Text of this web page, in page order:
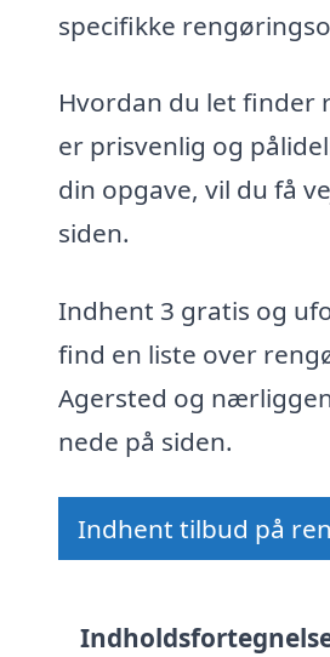
specifikke
Hvordan du let
er prisvenlig og
din opgave, vil du få
siden.
Indhent 3 gratis og
find en liste over
Agersted og
nede på siden.
Indhent tilbud på